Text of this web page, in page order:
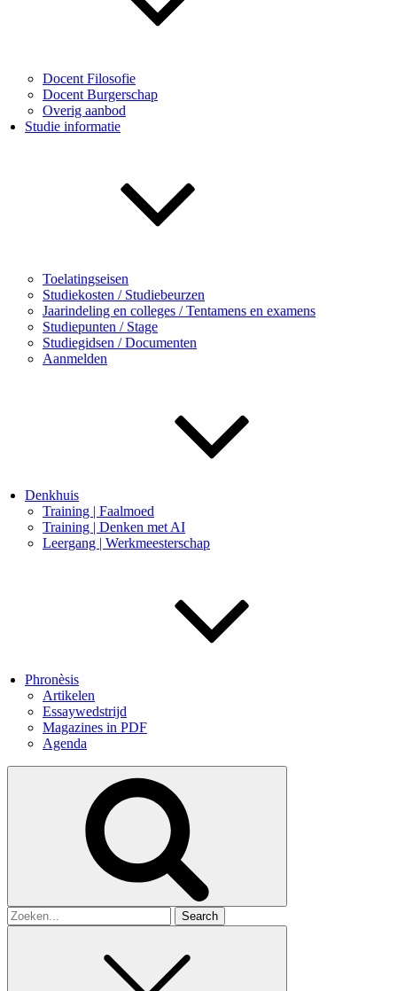
Docent Filosofie
Docent Burgerschap
Overig aanbod
Studie informatie
Toelatingseisen
Studiekosten / Studiebeurzen
Jaarindeling en colleges / Tentamens en examens
Studiepunten / Stage
Studiegidsen / Documenten
Aanmelden
Denkhuis
Training | Faalmoed
Training | Denken met AI
Leergang | Werkmeesterschap
Phronèsis
Artikelen
Essaywedstrijd
Magazines in PDF
Agenda
Search
for